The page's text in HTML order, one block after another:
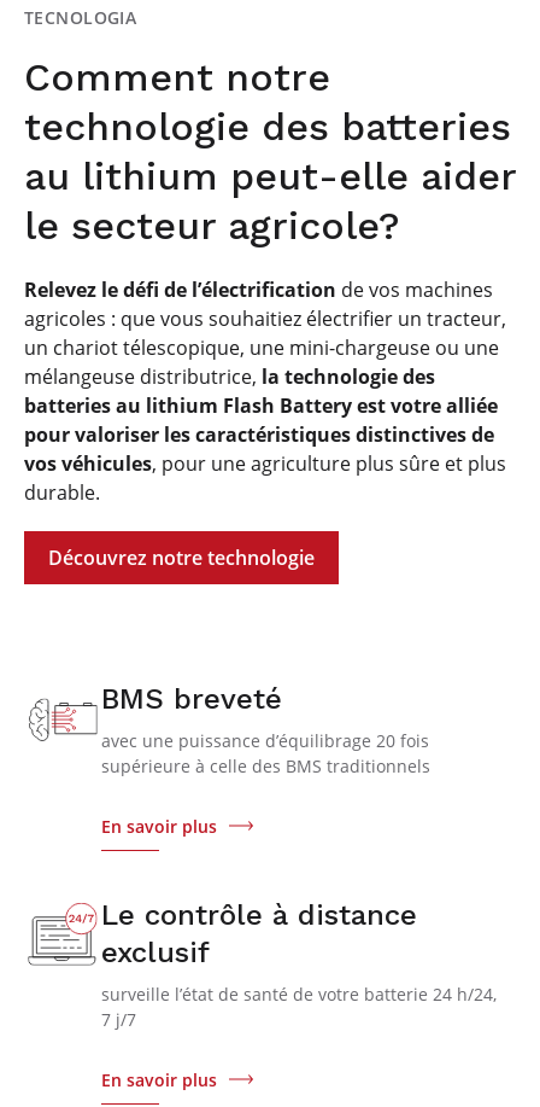
TECNOLOGIA
Comment notre
technologie des batteries
au lithium peut-elle aider
le secteur agricole?
Relevez le défi de l’électrification de vos machines
agricoles : que vous souhaitiez électrifier un tracteur,
un chariot télescopique, une mini-chargeuse ou une
mélangeuse distributrice, la technologie des
batteries au lithium Flash Battery est votre alliée
pour valoriser les caractéristiques distinctives de
vos véhicules, pour une agriculture plus sûre et plus
durable.
Découvrez notre technologie
BMS breveté
avec une puissance d’équilibrage 20 fois
supérieure à celle des BMS traditionnels
En savoir plus
Le contrôle à distance
exclusif
surveille l’état de santé de votre batterie 24 h/24,
7 j/7
En savoir plus